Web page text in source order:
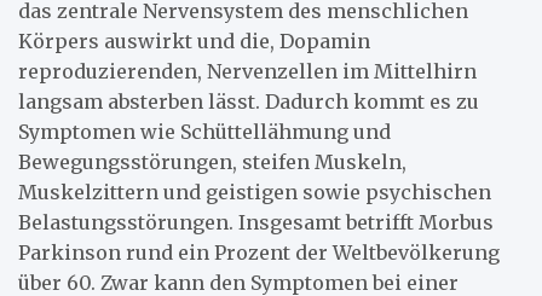
das zentrale Nervensystem des menschlichen
Körpers auswirkt und die, Dopamin
reproduzierenden, Nervenzellen im Mittelhirn
langsam absterben lässt. Dadurch kommt es zu
Symptomen wie Schüttellähmung und
Bewegungsstörungen, steifen Muskeln,
Muskelzittern und geistigen sowie psychischen
Belastungsstörungen. Insgesamt betrifft Morbus
Parkinson rund ein Prozent der Weltbevölkerung
über 60. Zwar kann den Symptomen bei einer